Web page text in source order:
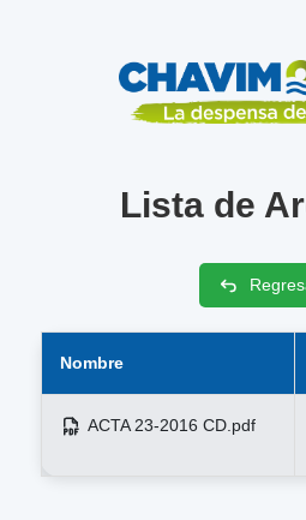
Lista de
Nombre
ACTA 23-2016 CD.pdf